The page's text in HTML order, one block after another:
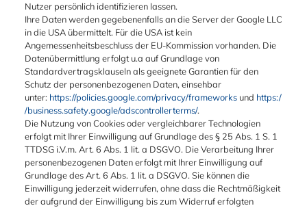
Nutzer persönlich identifizieren lassen.
Ihre Daten werden gegebenenfalls an die Server der Google LLC
in die USA übermittelt. Für die USA ist kein
Angemessenheitsbeschluss der EU-Kommission vorhanden. Die
Datenübermittlung erfolgt u.a auf Grundlage von
Standardvertragsklauseln als geeignete Garantien für den
Schutz der personenbezogenen Daten, einsehbar
unter: https://policies.google.com/privacy/frameworks und https:/
/business.safety.google/adscontrollerterms/.
Die Nutzung von Cookies oder vergleichbarer Technologien
erfolgt mit Ihrer Einwilligung auf Grundlage des § 25 Abs. 1 S. 1
TTDSG i.V.m. Art. 6 Abs. 1 lit. a DSGVO. Die Verarbeitung Ihrer
personenbezogenen Daten erfolgt mit Ihrer Einwilligung auf
Grundlage des Art. 6 Abs. 1 lit. a DSGVO. Sie können die
Einwilligung jederzeit widerrufen, ohne dass die Rechtmäßigkeit
der aufgrund der Einwilligung bis zum Widerruf erfolgten